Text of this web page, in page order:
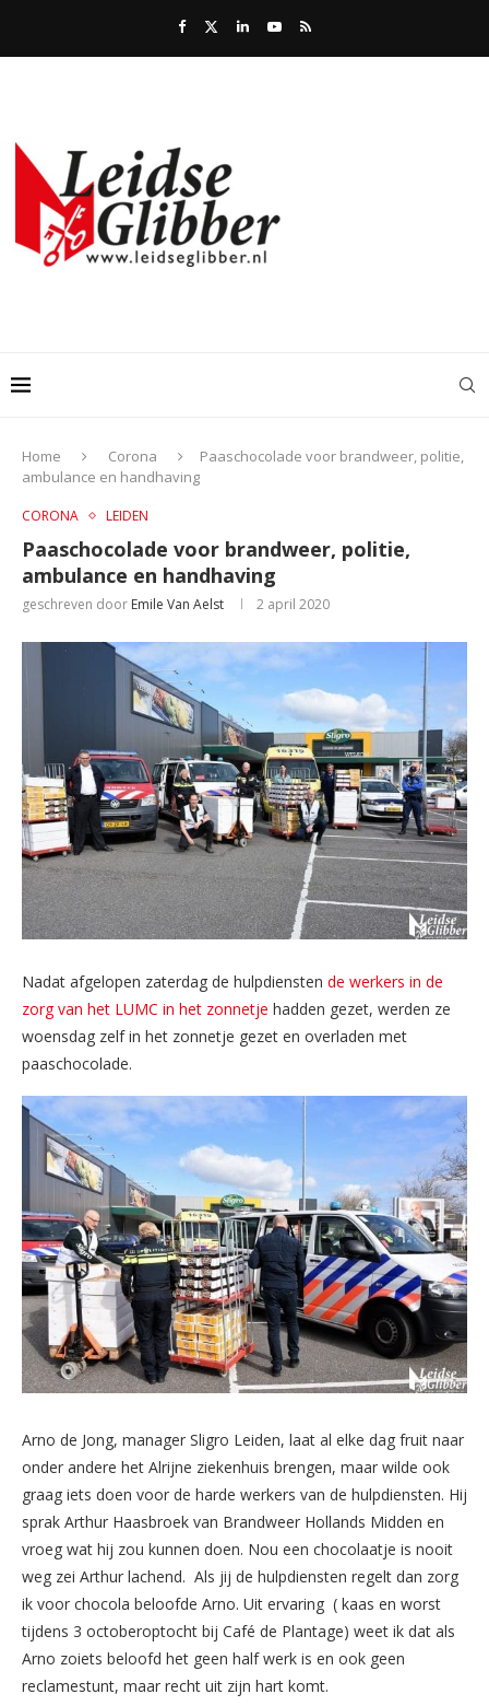
Home Corona
Paaschocolade voor brandweer, politie,
ambulance en handhaving
CORONA LEIDEN
Paaschocolade voor brandweer, politie,
ambulance en handhaving
geschreven door Emile Van Aelst 2 april 2020
Nadat afgelopen zaterdag de hulpdiensten de werkers in de
zorg van het LUMC in het zonnetje hadden gezet, werden ze
woensdag zelf in het zonnetje gezet en overladen met
paaschocolade.
Arno de Jong, manager Sligro Leiden, laat al elke dag fruit naar
onder andere het Alrijne ziekenhuis brengen, maar wilde ook
graag iets doen voor de harde werkers van de hulpdiensten. Hij
sprak Arthur Haasbroek van Brandweer Hollands Midden en
vroeg wat hij zou kunnen doen. Nou een chocolaatje is nooit
weg zei Arthur lachend. Als jij de hulpdiensten regelt dan zorg
ik voor chocola beloofde Arno. Uit ervaring ( kaas en worst
tijdens 3 octoberoptocht bij Café de Plantage) weet ik dat als
Arno zoiets beloofd het geen half werk is en ook geen
reclamestunt, maar recht uit zijn hart komt.